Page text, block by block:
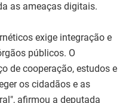
as ameaças digitais.
exige integração e
públicos. O
de cooperação, estudos e
os cidadãos e as
afirmou a deputada